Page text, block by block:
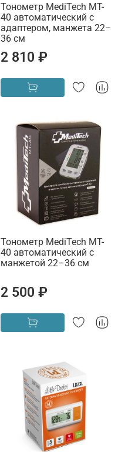
Тонометр MediTech MT-
40 автоматический с
адаптером, манжета 22–
36 см
2 810 ₽
Тонометр MediTech MT-
40 автоматический с
манжетой 22–36 см
2 500 ₽